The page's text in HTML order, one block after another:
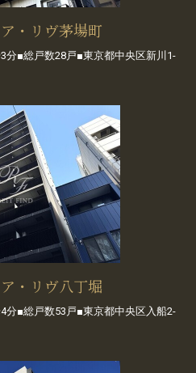
・リヴ茅場町
分■総戸数28戸■東京都中央区新川1-
・リヴ八丁堀
分■総戸数53戸■東京都中央区入船2-